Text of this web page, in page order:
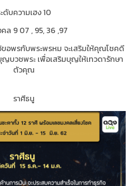
ดับความเฮง 10
ล 9 07 , 95, 36 ,97
ขอพรกับพระพรหม จะเสริมให้คุณโชคดี
ญบวชพระ เพื่อเสริมบุญให้เทวดารักษา
ตัวคุณ
ราศีธนู